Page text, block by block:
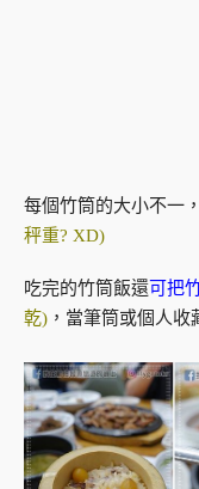
每個竹筒的大小不一
秤重? XD)
吃完的竹筒飯還可把
乾) ，當筆筒或個人收